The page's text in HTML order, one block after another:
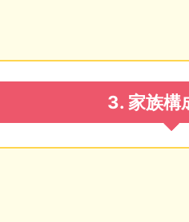
3. 家族構